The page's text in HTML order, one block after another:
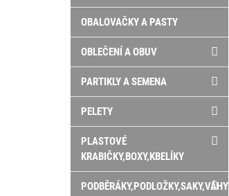
OBALOVAČKY A PASTY
OBLEČENÍ A OBUV
PARTIKLY A SEMENA
PELETY
PLASTOVÉ
KRABIČKY,BOXY,KBELÍKY
PODBĚRÁKY,PODLOŽKY,SAKY,VÁHY